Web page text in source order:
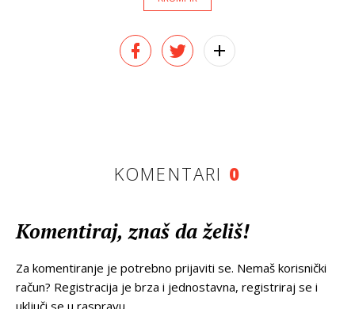
KOMENTARI 0
Komentiraj, znaš da želiš!
Za komentiranje je potrebno prijaviti se. Nemaš korisnički
račun? Registracija je brza i jednostavna, registriraj se i
uključi se u raspravu.